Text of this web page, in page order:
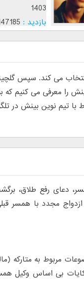
می کند. سپس گلچینی
نوین بینش در
دعای رفع طلاق،
مجدد با همسر
مربوط به متارکه
بی اساس وکیل